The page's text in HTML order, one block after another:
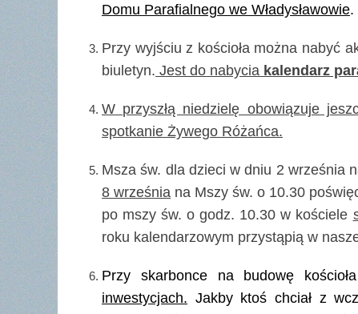
Domu Parafialnego we Władysławowie.
Przy wyjściu z kościoła można nabyć
biuletyn. Jest do nabycia kalendarz
W przyszłą niedzielę obowiązuje
spotkanie Żywego Różańca.
Msza św. dla dzieci w dniu 2 września
8 września na Mszy św. o 10.30
po mszy św. o godz. 10.30 w kościele
roku kalendarzowym przystąpią w
Przy skarbonce na budowę
inwestycjach. Jakby ktoś chciał z